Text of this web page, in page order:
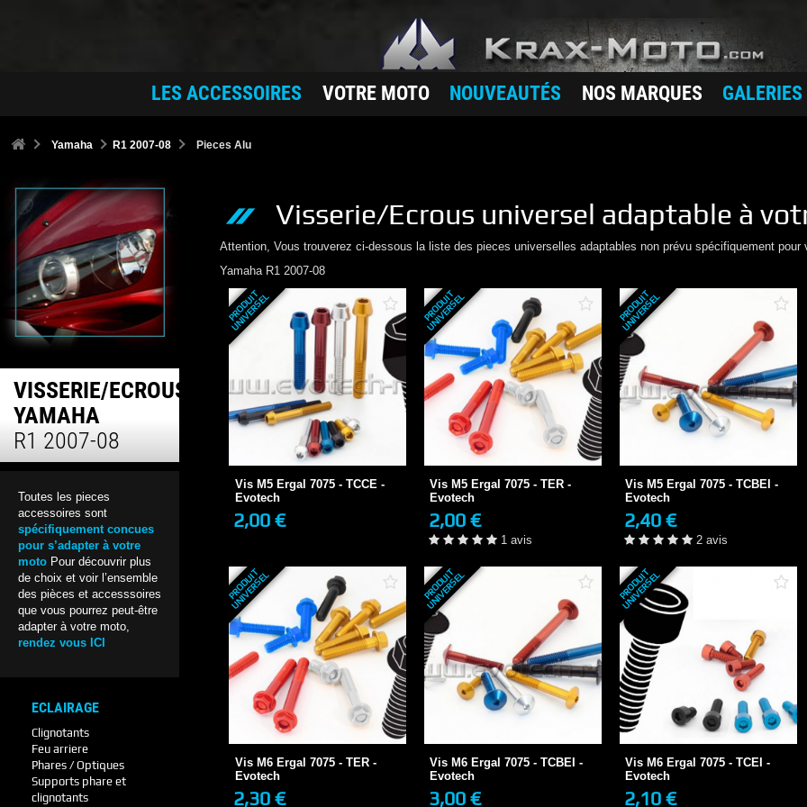
LES ACCESSOIRES VOTRE MOTO NOUVEAUTÉS NOS MARQUES GALERIES
Yamaha R1 2007-08 Pieces Alu
VISSERIE/ECROUS
YAMAHA
R1 2007-08
Toutes les pieces
accessoires sont
spécifiquement concues
pour s’adapter à votre
moto Pour découvrir plus
de choix et voir l’ensemble
des pièces et accesssoires
que vous pourrez peut-être
adapter à votre moto,
rendez vous ICI
ECLAIRAGE
Clignotants
Feu arriere
Phares / Optiques
Supports phare et
clignotants
Visserie/Ecrous universel adaptable à
Attention, Vous trouverez ci-dessous la liste des pieces universelles adaptables non prévu spécifiquement pour
Yamaha R1 2007-08
P
R
O
D
U
I
T
U
N
I
V
E
R
S
E
L
Vis M5 Ergal 7075 - TCCE -
Evotech
2,00 €
Vis M5 Ergal 7075 - TCCE -
Evotech
2,00 €
P
R
O
D
U
I
T
U
N
I
V
E
R
S
E
L
Vis M5 Ergal 7075 - TER -
Evotech
2,00 €
Vis M5 Ergal 7075 - TER -
Evotech
2,00 €
+ DE DÉTAILS
1 avis
P
R
O
D
U
I
T
U
N
I
V
E
R
S
E
L
Vis M5 Ergal 7075 - TCBEI -
Evotech
2,40 €
Vis M5 Ergal 7075 - TCBEI -
2,40 €
+ DE DÉTAILS
2 avis
P
R
O
D
U
I
T
U
N
I
V
E
R
S
E
L
Vis M6 Ergal 7075 - TER -
Evotech
2,30 €
Vis M6 Ergal 7075 - TER -
Evotech
2,30 €
P
R
O
D
U
I
T
U
N
I
V
E
R
S
E
L
Vis M6 Ergal 7075 - TCBEI -
Evotech
3,00 €
Vis M6 Ergal 7075 - TCBEI -
3,00 €
P
R
O
D
U
I
T
U
N
I
V
E
R
S
E
L
Vis M6 Ergal 7075 - TCEI -
Evotech
2,10 €
Vis M6 Ergal 7075 - TCEI -
Evotech
2,10 €